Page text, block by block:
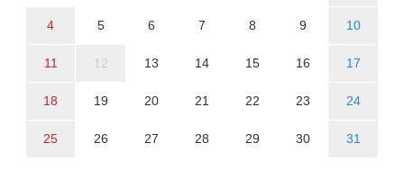
4 5 6 7 8 9 10
11 12 13 14 15 16 17
18 19 20 21 22 23 24
25 26 27 28 29 30 31